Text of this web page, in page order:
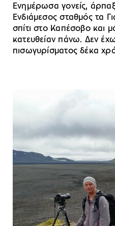
Ενημέρωσα γονείς,
Ενδιάμεσος σταθμός τα
σπίτι στο Καπέσοβο και
κατευθείαν πάνω. Δεν
πισωγυρίσματος δέκα